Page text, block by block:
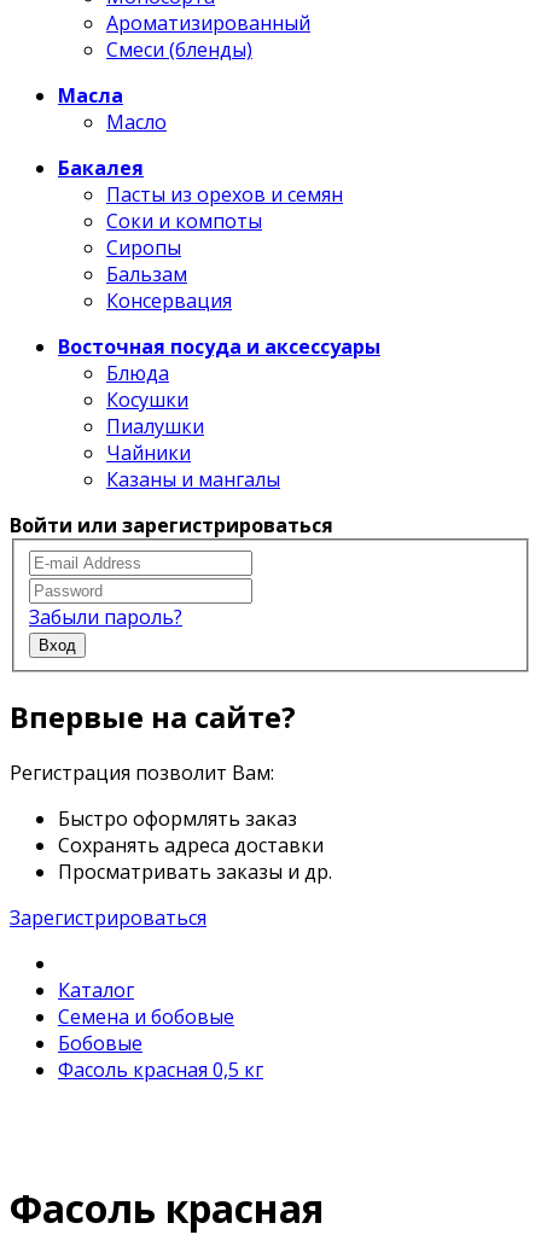
Ароматизированный
Смеси (бленды)
Масла
Масло
Бакалея
Пасты из орехов и семян
Соки и компоты
Сиропы
Бальзам
Консервация
Восточная посуда и аксессуары
Блюда
Косушки
Пиалушки
Чайники
Казаны и мангалы
Войти или зарегистрироваться
Забыли пароль?
Вход
Впервые на сайте?
Регистрация позволит Вам:
Быстро оформлять заказ
Сохранять адреса доставки
Просматривать заказы и др.
Зарегистрироваться
Каталог
Семена и бобовые
Бобовые
Фасоль красная 0,5 кг
Фасоль красная